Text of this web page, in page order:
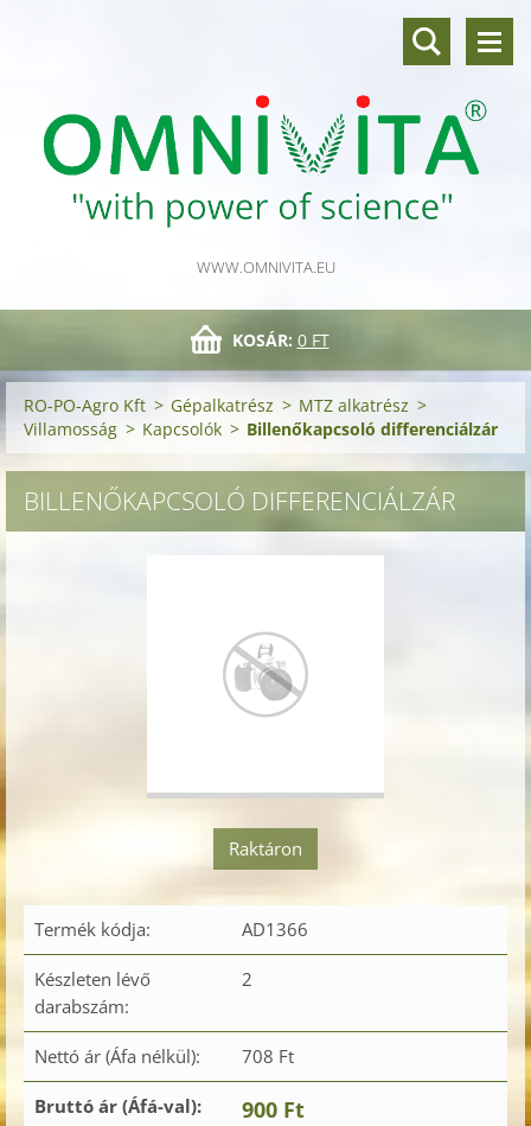
WWW.OMNIVITA.EU
KOSÁR: 0 FT
RO-PO-Agro Kft > Gépalkatrész > MTZ alkatrész >
Villamosság > Kapcsolók > Billenőkapcsoló differenciálzár
BILLENŐKAPCSOLÓ DIFFERENCIÁLZÁR
Raktáron
Termék kódja: AD1366
Készleten lévő
darabszám:
2
Nettó ár (Áfa nélkül): 708 Ft
Bruttó ár (Áfá-val): 900 Ft